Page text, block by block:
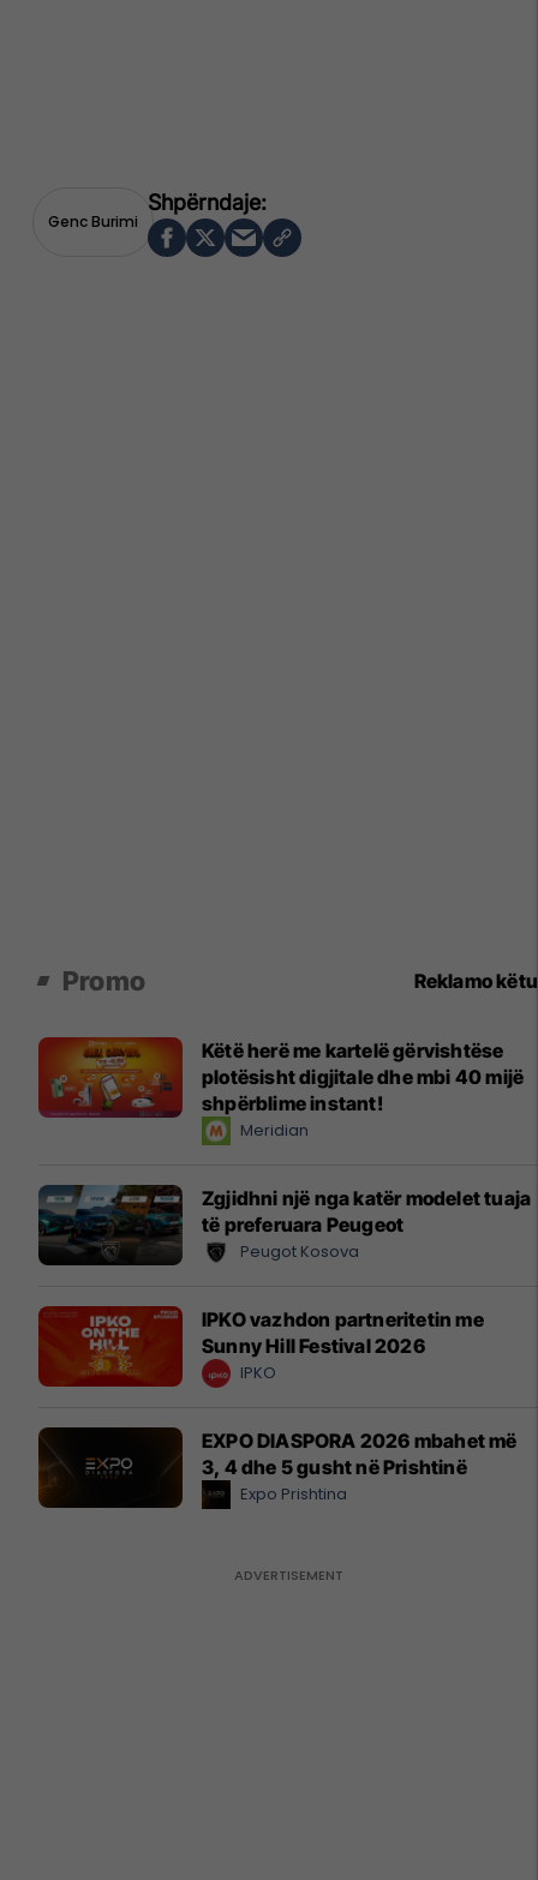
Genc Burimi
Promo Reklamo këtu
Këtë herë me kartelë gërvishtëse
plotësisht digjitale dhe mbi 40 mijë
shpërblime instant!
Meridian
Zgjidhni një nga katër modelet tuaja
të preferuara Peugeot
Peugot Kosova
IPKO vazhdon partneritetin me
Sunny Hill Festival 2026
IPKO
EXPO DIASPORA 2026 mbahet më
3, 4 dhe 5 gusht në Prishtinë
Expo Prishtina